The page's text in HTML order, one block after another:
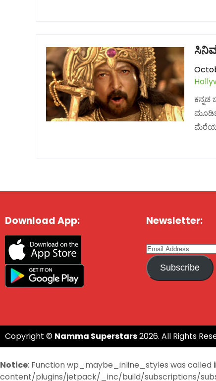
Download App: Newsletter:
Subscribe
Copyright © Namma Superstars2026. All Rights
Notice: Function wp_maybe_inline_styles was called
content/plugins/jetpack/_inc/build/subscriptions/